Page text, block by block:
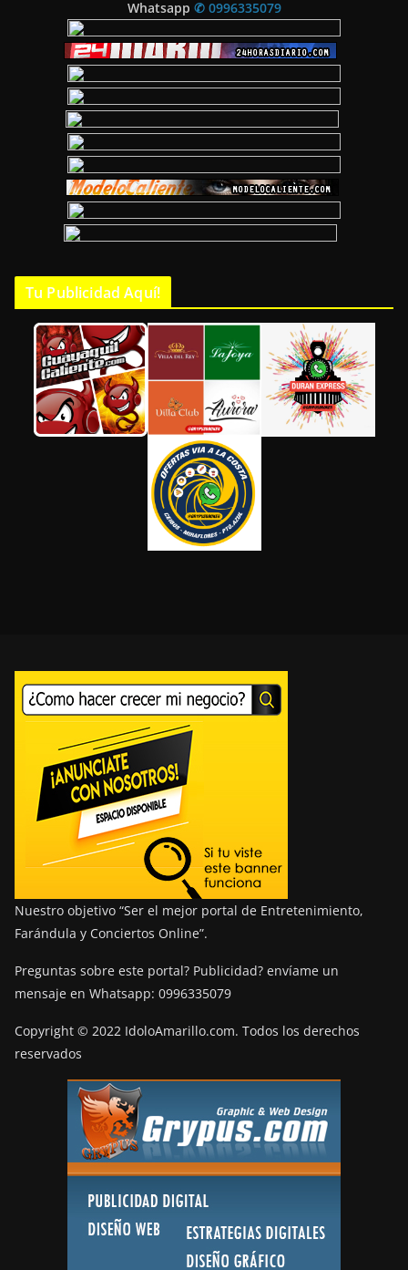
Whatsapp ✆ 0996335079
Tu Publicidad Aquí!
Nuestro objetivo “Ser el mejor portal de Entretenimiento,
Farándula y Conciertos Online”.
Preguntas sobre este portal? Publicidad? envíame un
mensaje en Whatsapp: 0996335079
Copyright © 2022 IdoloAmarillo.com. Todos los derechos
reservados